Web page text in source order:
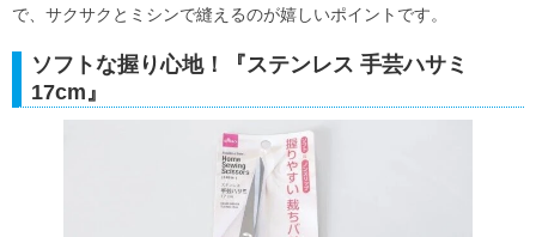
で、サクサクとミシンで縫えるのが嬉しいポイントです。
ソフトな握り心地！『ステンレス 手芸ハサミ
17cm』